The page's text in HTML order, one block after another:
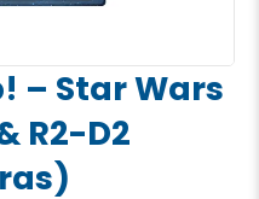
– Star Wars
R2-D2